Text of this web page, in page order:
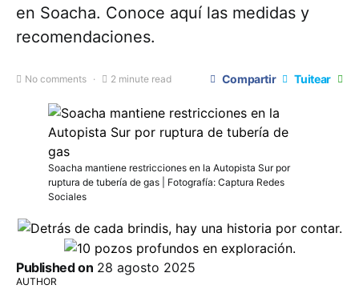
en Soacha. Conoce aquí las medidas y
recomendaciones.
No comments 2 minute read Compartir Tuitear
Soacha mantiene restricciones en la Autopista Sur por
ruptura de tubería de gas | Fotografía: Captura Redes
Sociales
Published on 28 agosto 2025
AUTHOR